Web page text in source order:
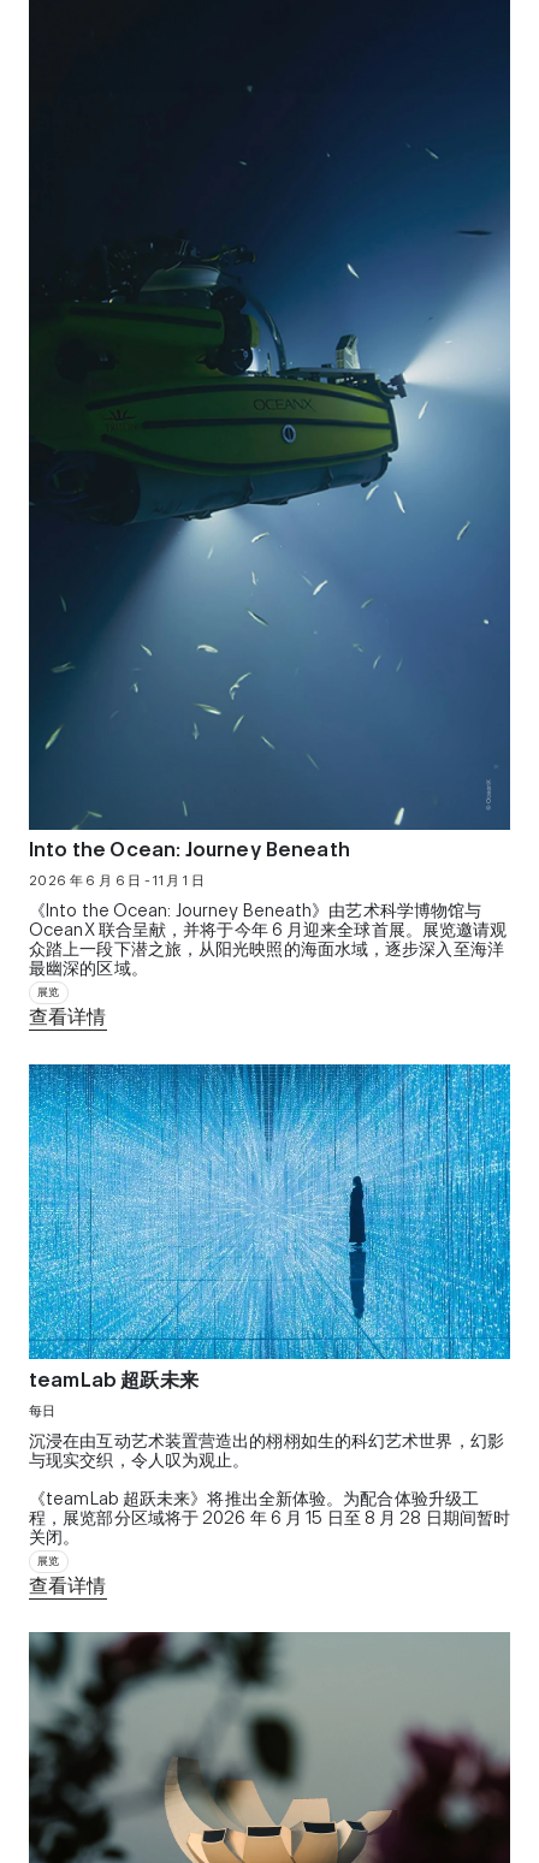
Into the Ocean: Journey Beneath
2026 年 6 月 6 日 - 11 月 1 日
《Into the Ocean: Journey Beneath》由艺术科学博物馆与
OceanX 联合呈献，并将于今年 6 月迎来全球首展。展览邀请观
众踏上一段下潜之旅，从阳光映照的海面水域，逐步深入至海洋
最幽深的区域。
展览
查看详情
teamLab 超跃未来
每日
沉浸在由互动艺术装置营造出的栩栩如生的科幻艺术世界，幻影
与现实交织，令人叹为观止。
《teamLab 超跃未来》将推出全新体验。为配合体验升级工
程，展览部分区域将于 2026 年 6 月 15 日至 8 月 28 日期间暂时
关闭。
展览
查看详情